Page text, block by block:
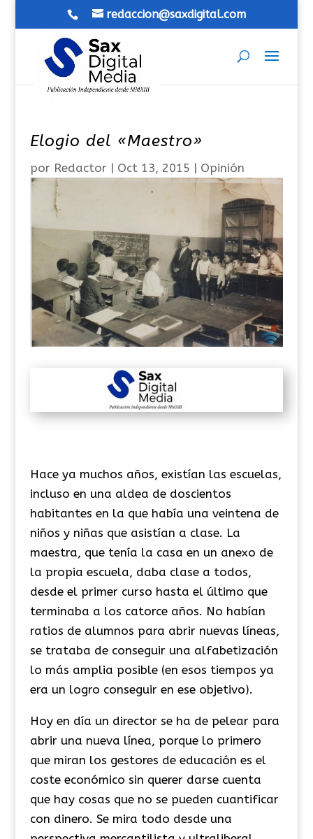
redaccion@saxdigital.com
Elogio del «Maestro»
por Redactor| Oct 13, 2015 | Opinión
Hace ya muchos años, existían las escuelas,
incluso en una aldea de doscientos
habitantes en la que había una veintena de
niños y niñas que asistían a clase. La
maestra, que tenía la casa en un anexo de
la propia escuela, daba clase a todos,
desde el primer curso hasta el último que
terminaba a los catorce años. No habían
ratios de alumnos para abrir nuevas líneas,
se trataba de conseguir una alfabetización
lo más amplia posible (en esos tiempos ya
era un logro conseguir en ese objetivo).
Hoy en día un director se ha de pelear para
abrir una nueva línea, porque lo primero
que miran los gestores de educación es el
coste económico sin querer darse cuenta
que hay cosas que no se pueden cuantificar
con dinero. Se mira todo desde una